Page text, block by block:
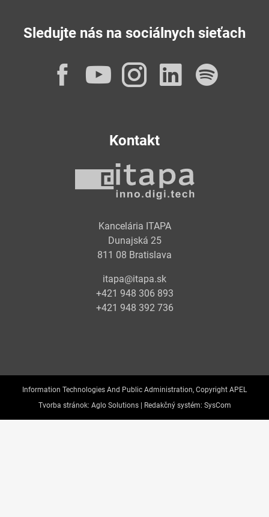
Sledujte nás na sociálnych sieťach
Facebook
YouTube
Instagram
Kontakt
Kancelária ITAPA
Dunajská 25
811 08 Bratislava
itapa@itapa.sk
+421 948 306 893
+421 948 392 736
Information Technologies And Public Administration, Copyright APEL
Tvorba stránok: Aglo Solutions | Redakčný systém: SysCom